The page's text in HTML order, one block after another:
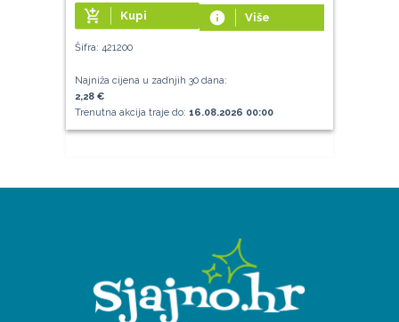
add_shopping_cart Kupi info Više
Šifra: 421200
Najniža cijena u zadnjih 30 dana:
2,28 €
Trenutna akcija traje do: 16.08.2026 00:00